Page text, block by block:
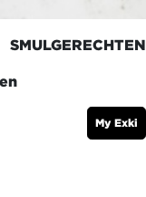
SMULGERECHTEN
My Exki